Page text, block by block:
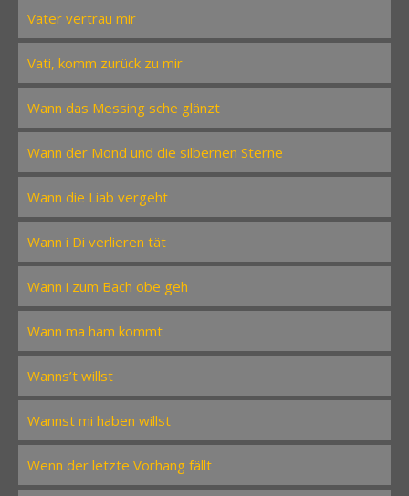
Vater vertrau mir
Vati, komm zurück zu mir
Wann das Messing sche glänzt
Wann der Mond und die silbernen Sterne
Wann die Liab vergeht
Wann i Di verlieren tät
Wann i zum Bach obe geh
Wann ma ham kommt
Wanns’t willst
Wannst mi haben willst
Wenn der letzte Vorhang fällt